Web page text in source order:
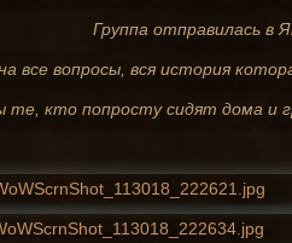
Группа отправилась в
все вопросы, вся история
кто попросту сидят дома и